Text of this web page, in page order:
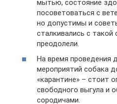
мытью, состояние
посоветоваться с
но допустимы и
сталкивались с такой
преодолели.
На время проведения
мероприятий собака
«карантине» – стоит
свободного выгула и
сородичами.